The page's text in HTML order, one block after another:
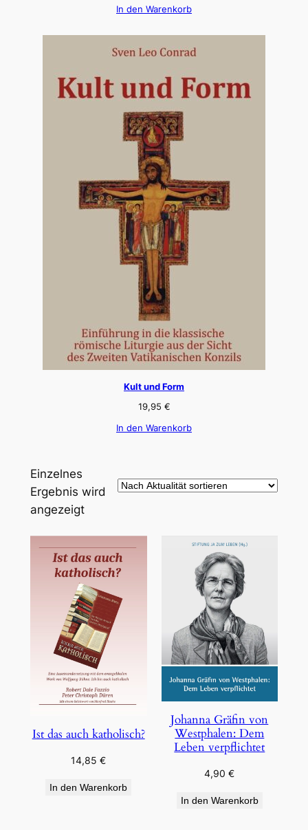
In den Warenkorb
Kult und Form
19,95 €
In den Warenkorb
Einzelnes
Ergebnis wird
angezeigt
Ist das auch katholisch?
14,85€
In den Warenkorb
Johanna Gräfin von
Westphalen: Dem
Leben verpflichtet
4,90€
In den Warenkorb